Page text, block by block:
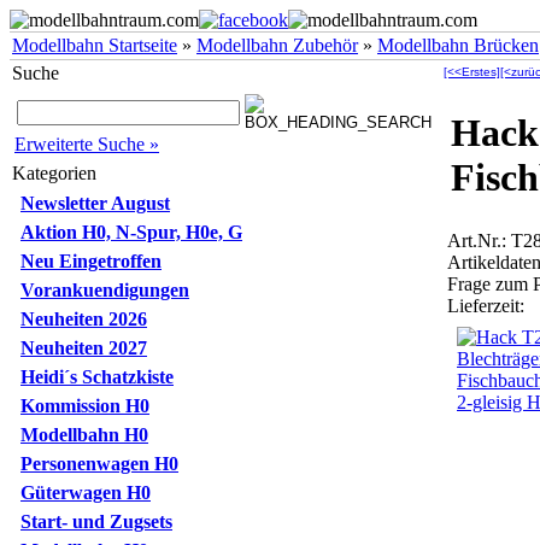
Modellbahn Startseite » Modellbahn Zubehör» Modellbahn Brücken
Suche
Erweiterte Suche »
Kategorien
Newsletter August
Aktion H0, N-Spur, H0e, G
Neu Eingetroffen
Vorankuendigungen
Neuheiten 2026
Neuheiten 2027
Heidi´s Schatzkiste
Kommission H0
Modellbahn H0
Personenwagen H0
Güterwagen H0
Start- und Zugsets
[<<Erstes]
Art.Nr.:
Frage zum
Lieferzeit: